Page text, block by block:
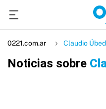
0221.com.ar Claudio
Noticias sobre